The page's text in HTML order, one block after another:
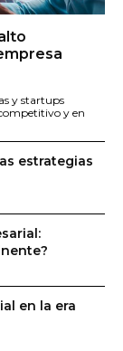
y startups
y en
estrategias
en la era